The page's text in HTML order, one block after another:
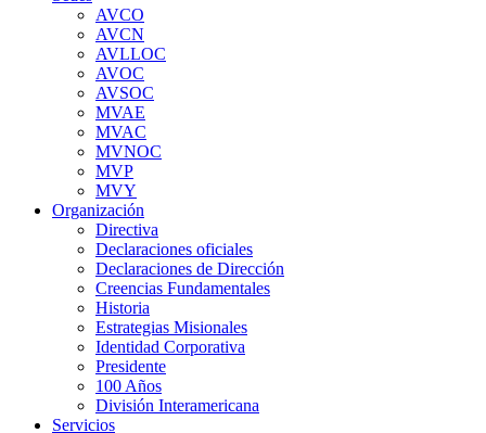
AVCO
AVCN
AVLLOC
AVOC
AVSOC
MVAE
MVAC
MVNOC
MVP
MVY
Organización
Directiva
Declaraciones oficiales
Declaraciones de Dirección
Creencias Fundamentales
Historia
Estrategias Misionales
Identidad Corporativa
Presidente
100 Años
División Interamericana
Servicios